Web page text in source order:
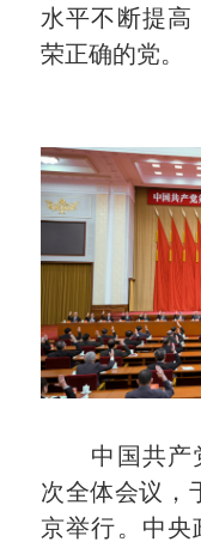
水平不断提高
荣正确的党。
中国共产党
次全体会议，
京举行。中央